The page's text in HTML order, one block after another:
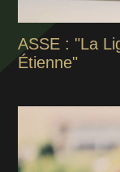
ASSE : "La
Étienne"